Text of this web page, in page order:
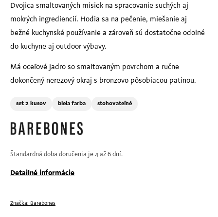
Dvojica smaltovaných misiek na spracovanie suchých aj
mokrých ingrediencií. Hodia sa na pečenie, miešanie aj
bežné kuchynské používanie a zároveň sú dostatočne odolné
do kuchyne aj outdoor výbavy.
Má oceľové jadro so smaltovaným povrchom a ručne
dokončený nerezový okraj s bronzovo pôsobiacou patinou.
set 2 kusov biela farba stohovateľné
Štandardná doba doručenia je 4 až 6 dní.
Detailné informácie
Značka: Barebones